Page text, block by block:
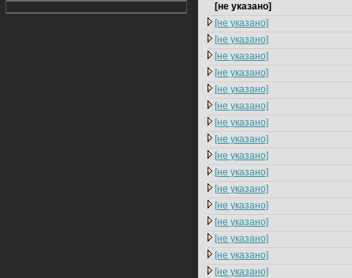
[не указано]
[не указано]
[не указано]
[не указано]
[не указано]
[не указано]
[не указано]
[не указано]
[не указано]
[не указано]
[не указано]
[не указано]
[не указано]
[не указано]
[не указано]
[не указано]
[не указано]